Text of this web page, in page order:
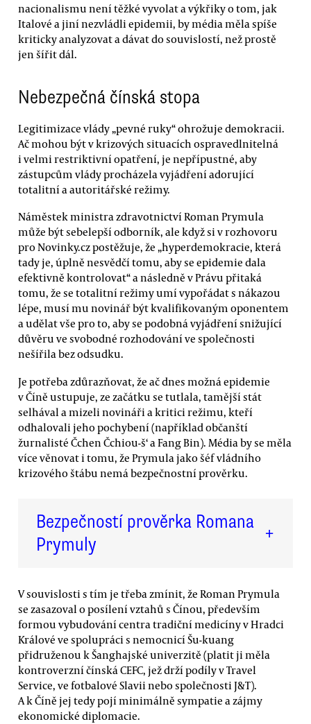
nacionalismu není těžké vyvolat a výkřiky o tom, jak
Italové a jiní nezvládli epidemii, by média měla spíše
kriticky analyzovat a dávat do souvislostí, než prostě
jen šířit dál.
Nebezpečná čínská stopa
Legitimizace vlády „pevné ruky“ ohrožuje demokracii.
Ač mohou být v krizových situacích ospravedlnitelná
i velmi restriktivní opatření, je nepřípustné, aby
zástupcům vlády procházela vyjádření adorující
totalitní a autoritářské režimy.
Náměstek ministra zdravotnictví Roman Prymula
může být sebelepší odborník, ale když si v rozhovoru
pro Novinky.cz postěžuje, že „hyperdemokracie, která
tady je, úplně nesvědčí tomu, aby se epidemie dala
efektivně kontrolovat“ a následně v Právu přitaká
tomu, že se totalitní režimy umí vypořádat s nákazou
lépe, musí mu novinář být kvalifikovaným oponentem
a udělat vše pro to, aby se podobná vyjádření snižující
důvěru ve svobodné rozhodování ve společnosti
nešířila bez odsudku.
Je potřeba zdůrazňovat, že ač dnes možná epidemie
v Číně ustupuje, ze začátku se tutlala, tamější stát
selhával a mizeli novináři a kritici režimu, kteří
odhalovali jeho pochybení (například občanští
žurnalisté Čchen Čchiou-š‘ a Fang Bin). Média by se měla
více věnovat i tomu, že Prymula jako šéf vládního
krizového štábu nemá bezpečnostní prověrku.
Bezpečností prověrka Romana
Prymuly
+
V souvislosti s tím je třeba zmínit, že Roman Prymula
se zasazoval o posílení vztahů s Čínou, především
formou vybudování centra tradiční medicíny v Hradci
Králové ve spolupráci s nemocnicí Šu-kuang
přidruženou k Šanghajské univerzitě (platit ji měla
kontroverzní čínská CEFC, jež drží podíly v Travel
Service, ve fotbalové Slavii nebo společnosti J&T).
A k Číně jej tedy pojí minimálně sympatie a zájmy
ekonomické diplomacie.